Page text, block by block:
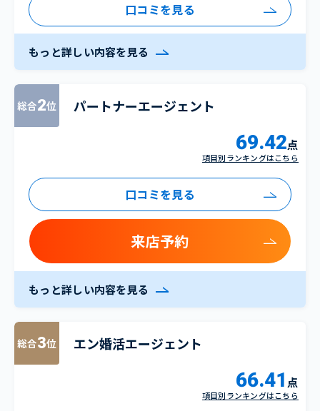
口コミを見る
もっと詳しい内容を見る
総合2位 パートナーエージェント
69.42点
項目別ランキングはこちら
口コミを見る
来店予約
もっと詳しい内容を見る
総合3位 エン婚活エージェント
66.41 点
項目別ランキングはこちら